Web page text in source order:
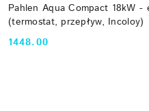
Pahlen Aqua Compact 18kW -
(termostat, przepływ, Incoloy)
Cena:
1448.00